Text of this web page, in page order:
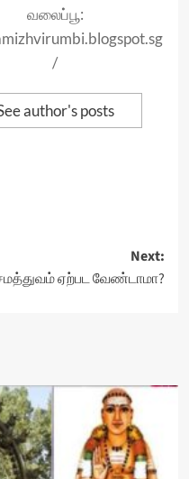
வலைப்பூ:
/
author's posts
Next:
ஏற்பட வேண்டாமா?